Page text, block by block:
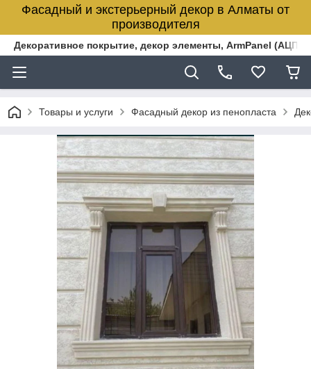
Фасадный и экстерьерный декор в Алматы от
производителя
Декоративное покрытие, декор элементы, ArmPanel
Товары и услуги Фасадный декор из пенопласта